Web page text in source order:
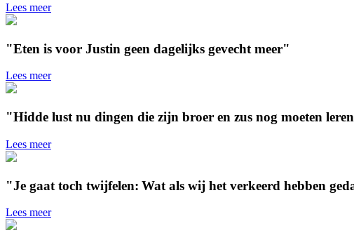
Lees meer
"Eten is voor Justin geen dagelijks gevecht meer"
Lees meer
"Hidde lust nu dingen die zijn broer en zus nog moeten
Lees meer
"Je gaat toch twijfelen: Wat als wij het verkeerd hebben
Lees meer